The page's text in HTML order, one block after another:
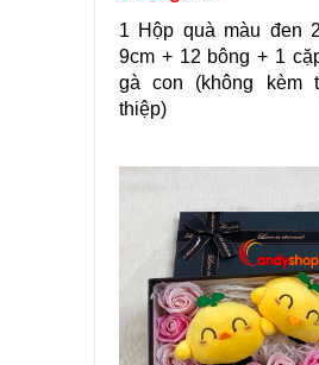
1 Hộp quà màu đen
9cm + 12 bông + 1
gà con (không kèm
thiệp)